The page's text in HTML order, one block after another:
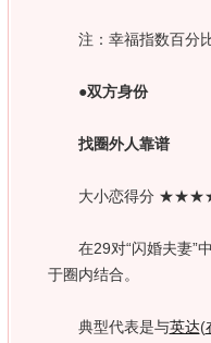
注：幸福指数百分比
●双方身份
找圈外人靠谱
大小恋得分
在29对“闪婚夫妻”中
于圈内结合。
典型代表是与英达(